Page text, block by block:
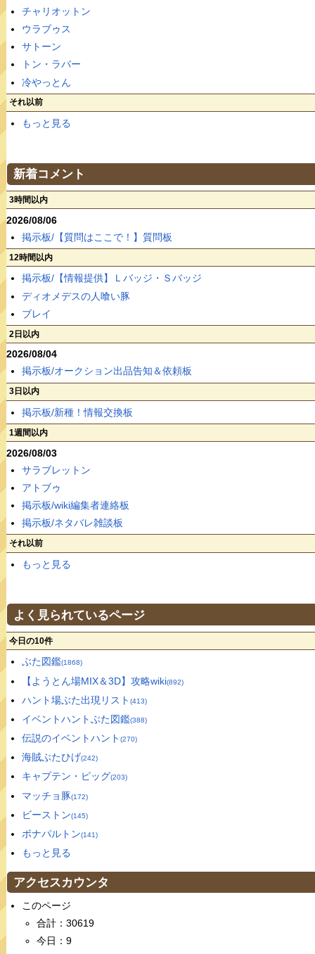
チャリオットン
ウラブゥス
サトーン
トン・ラバー
冷やっとん
それ以前
もっと見る
新着コメント
3時間以内
2026/08/06
掲示板/【質問はここで！】質問板
12時間以内
掲示板/【情報提供】Ｌバッジ・Ｓバッジ
ディオメデスの人喰い豚
ブレイ
2日以内
2026/08/04
掲示板/オークション出品告知＆依頼板
3日以内
掲示板/新種！情報交換板
1週間以内
2026/08/03
サラブレットン
アトブゥ
掲示板/wiki編集者連絡板
掲示板/ネタバレ雑談板
それ以前
もっと見る
よく見られているページ
今日の10件
ぶた図鑑(1868)
【ようとん場MIX＆3D】攻略wiki(892)
ハント場ぶた出現リスト (413)
イベントハントぶた図鑑(388)
伝説のイベントハント (270)
海賊ぶたひげ(242)
キャプテン・ピッグ(203)
マッチョ豚(172)
ビーストン(145)
ボナパルトン(141)
もっと見る
アクセスカウンタ
このページ
合計：30619
今日：9